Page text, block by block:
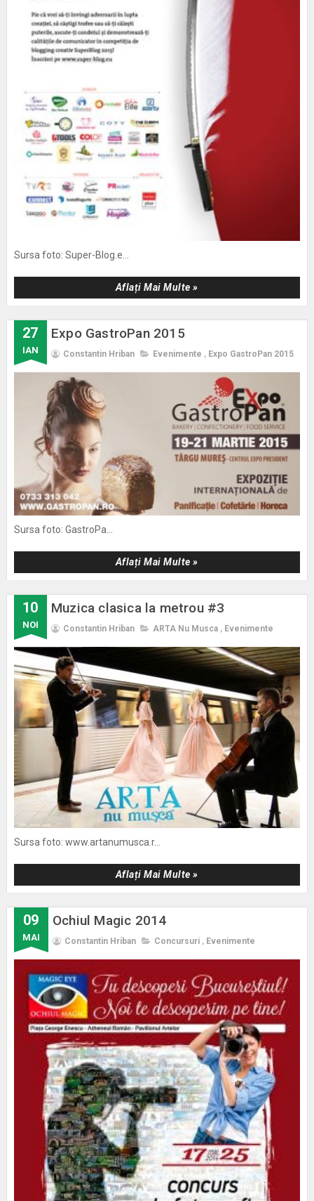
Sursa foto: Super-Blog.e...
Aflați Mai Multe »
27
IAN
Expo GastroPan 2015
Constantin Hriban Evenimente , Expo GastroPan 2015
Sursa foto: GastroPa...
Aflați Mai Multe »
10
NOI
Muzica clasica la metrou #3
Constantin Hriban ARTA Nu Musca , Evenimente
Sursa foto: www.artanumusca.r...
Aflați Mai Multe »
09
MAI
Ochiul Magic 2014
Constantin Hriban Concursuri , Evenimente